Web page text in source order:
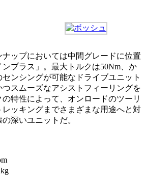
ップにおいては中間グレードに位置
プラス」。最大トルクは50Nm、か
ンシングが可能なドライブユニット
スムーズなアシストフィーリングを
特性によって、オンロードのツーリ
ッキングまでさまざまな用途へと対
深いユニットだ。